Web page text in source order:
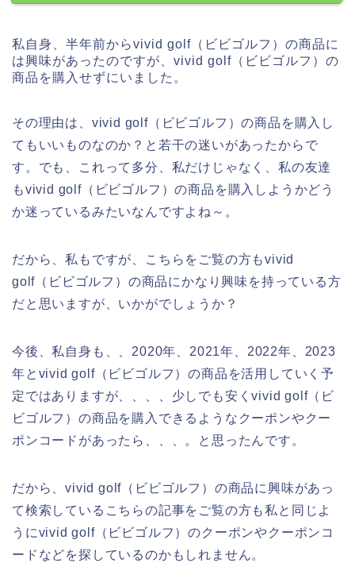
私自身、半年前からvivid golf（ビビゴルフ）の商品に
は興味があったのですが、vivid golf（ビビゴルフ）の
商品を購入せずにいました。
その理由は、vivid golf（ビビゴルフ）の商品を購入し
てもいいものなのか？と若干の迷いがあったからで
す。でも、これって多分、私だけじゃなく、私の友達
もvivid golf（ビビゴルフ）の商品を購入しようかどう
か迷っているみたいなんですよね～。
だから、私もですが、こちらをご覧の方もvivid
golf（ビビゴルフ）の商品にかなり興味を持っている方
だと思いますが、いかがでしょうか？
今後、私自身も、、2020年、2021年、2022年、2023
年とvivid golf（ビビゴルフ）の商品を活用していく予
定ではありますが、、、、少しでも安くvivid golf（ビ
ビゴルフ）の商品を購入できるようなクーポンやクー
ポンコードがあったら、、、。と思ったんです。
だから、vivid golf（ビビゴルフ）の商品に興味があっ
て検索しているこちらの記事をご覧の方も私と同じよ
うにvivid golf（ビビゴルフ）のクーポンやクーポンコ
ードなどを探しているのかもしれません。